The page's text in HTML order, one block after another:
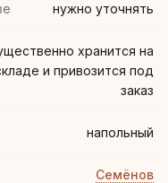
нужно уточнять
хранится на
и привозится под
заказ
напольный
Семёнов